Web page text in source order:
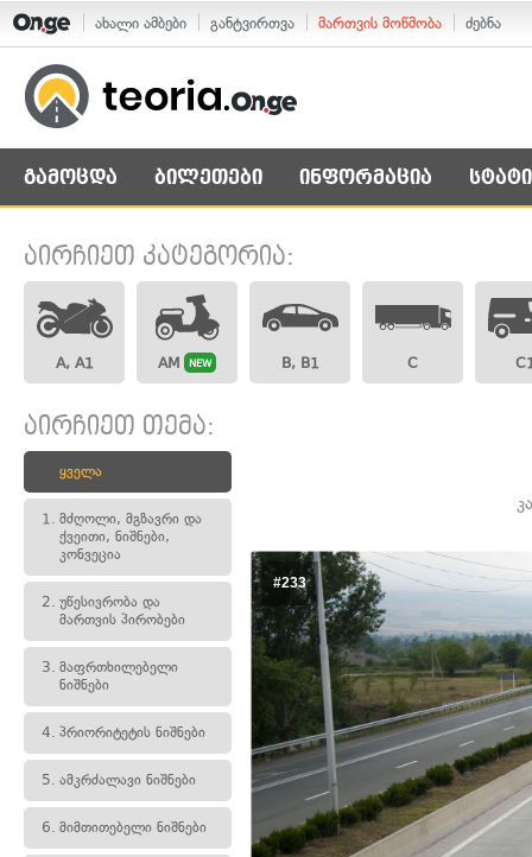
ახალი ამბები განტვირთვა მართვის მოწმობა ძებნა
გამოცდა ბილეთები ინფორმაცია
აირჩიეთ კატეგორია:
A, A1 AM NEW B, B1 C
აირჩიეთ თემა:
ყველა
1. მძღოლი, მგზავრი და
ქვეითი, ნიშნები,
კონვეცია
2. უწესივრობა და
მართვის პირობები
3. მაფრთხილებელი
ნიშნები
4. პრიორიტეტის ნიშნები
5. ამკრძალავი ნიშნები
6. მიმთითებელი ნიშნები
#233